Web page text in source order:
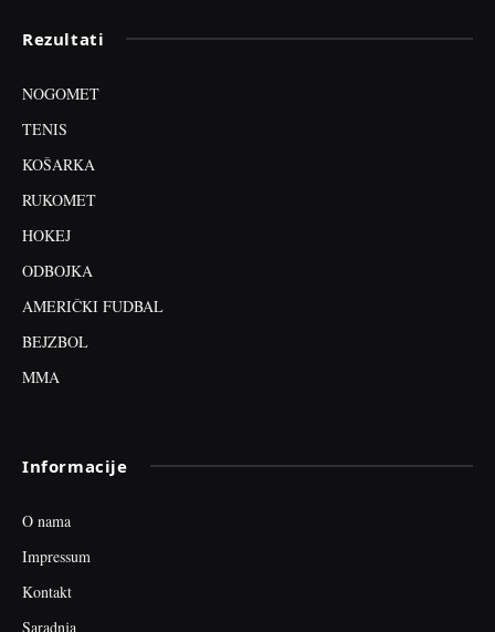
Rezultati
NOGOMET
TENIS
KOŠARKA
RUKOMET
HOKEJ
ODBOJKA
AMERIČKI FUDBAL
BEJZBOL
MMA
Informacije
O nama
Impressum
Kontakt
Saradnja